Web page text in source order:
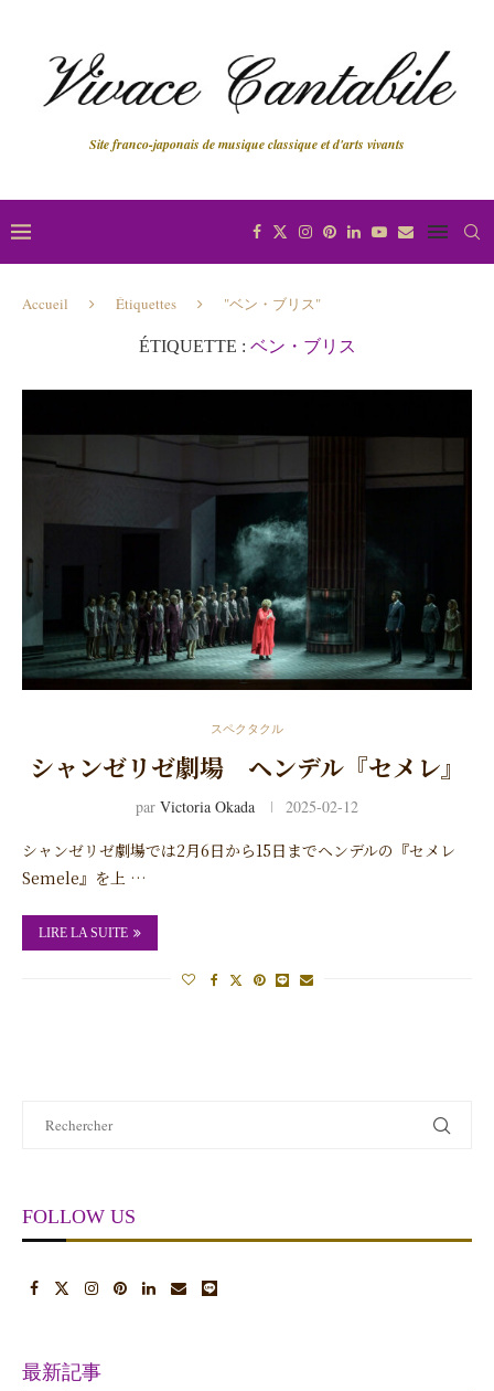
Site franco-japonais de musique classique et d'arts vivants
Accueil Étiquettes "ベン・ブリス"
ÉTIQUETTE : ベン・ブリス
スペクタクル
シャンゼリゼ劇場 ヘンデル『セメレ』
par Victoria Okada 2025-02-12
シャンゼリゼ劇場では2月6日から15日までヘンデルの『セメレ
Semele』を上 …
LIRE LA SUITE
FOLLOW US
最新記事